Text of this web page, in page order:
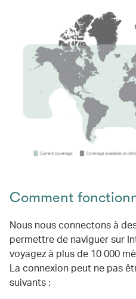
Comment
Nous nous connectons à
permettre de naviguer sur
voyagez à plus de 10 000
La connexion peut ne pas
suivants :